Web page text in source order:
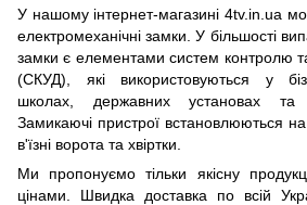
У нашому інтернет-магазині 4tv.in.ua
електромеханічні замки. У більшості
замки є елементами систем контролю
(СКУД), які використовуються у
школах, державних установах та
Замикаючі пристрої встановлюються на
в'їзні ворота та хвіртки.
Ми пропонуємо тільки якісну
цінами. Швидка доставка по всій